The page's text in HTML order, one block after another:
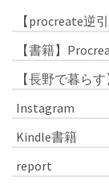
【procreate逆
【書籍】
【長野で暮ら
Instagram
Kindle書籍
report